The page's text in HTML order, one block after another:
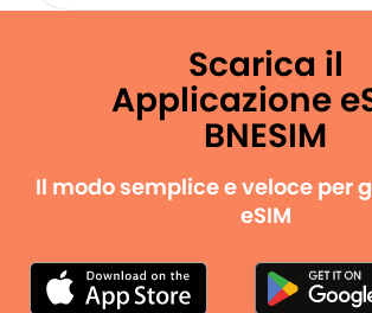
Scarica il
Applicazione
BNESIM
Il modo semplice e veloce per
eSIM